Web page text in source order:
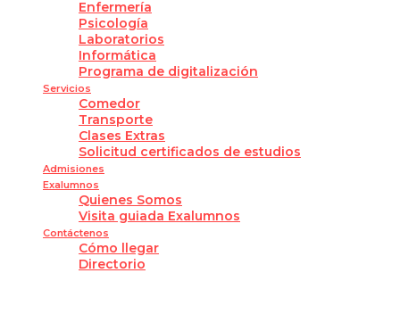
Enfermería
Psicología
Laboratorios
Informática
Programa de digitalización
Servicios
Comedor
Transporte
Clases Extras
Solicitud certificados de estudios
Admisiones
Exalumnos
Quienes Somos
Visita guiada Exalumnos
Contáctenos
Cómo llegar
Directorio